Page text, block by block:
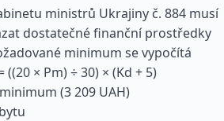
ministrů Ukrajiny č. 884 musí
dostatečné finanční prostředky
minimum se vypočítá
((20 × Pm) ÷ 30) × (Kd + 5)
(3 209 UAH)